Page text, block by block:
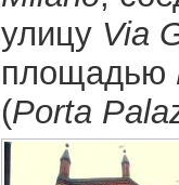
улицу Via
площадью
(Porta